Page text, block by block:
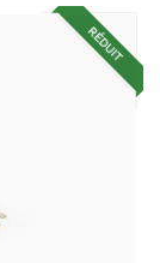
RÉDUIT